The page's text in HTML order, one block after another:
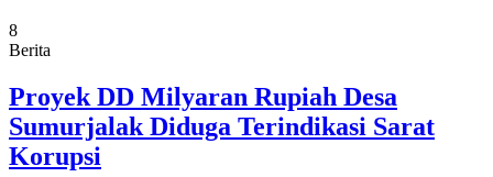
8
Berita
Proyek DD Milyaran Rupiah Desa
Sumurjalak Diduga Terindikasi Sarat
Korupsi